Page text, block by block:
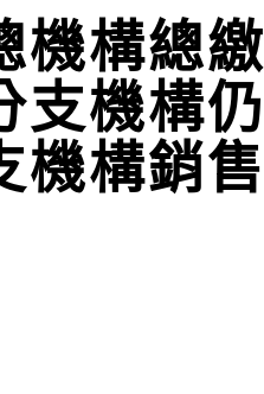
機構總繳
支機構仍
機構銷售